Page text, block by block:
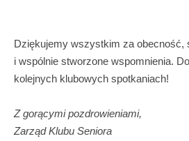
Dziękujemy wszystkim za obecność,
i wspólnie stworzone wspomnienia.
kolejnych klubowych spotkaniach!
Z gorącymi pozdrowieniami,
Zarząd Klubu Seniora